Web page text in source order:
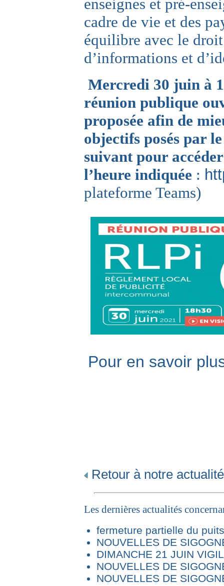
enseignes et pré-
cadre de vie et des
équilibre avec le
d’informations et
Mercredi 30 juin à
réunion publique
proposée afin de
objectifs posés par
suivant pour
l’heure indiquée :
plateforme Teams)
Pour en savoir
Retour à notre actualité
Les dernières actualités
fermeture partielle du
NOUVELLES DE
DIMANCHE 21 JUIN
NOUVELLES DE
NOUVELLES DE